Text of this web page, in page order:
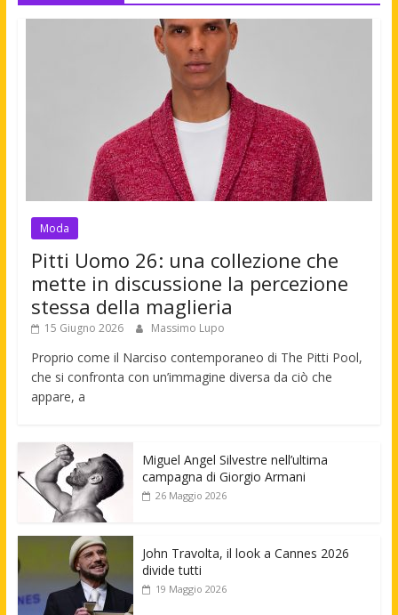
Moda
Pitti Uomo 26: una collezione che
mette in discussione la percezione
stessa della maglieria
15 Giugno 2026 Massimo Lupo
Proprio come il Narciso contemporaneo di The Pitti Pool,
che si confronta con un’immagine diversa da ciò che
appare, a
Miguel Angel Silvestre nell’ultima
campagna di Giorgio Armani
26 Maggio 2026
John Travolta, il look a Cannes 2026
divide tutti
19 Maggio 2026